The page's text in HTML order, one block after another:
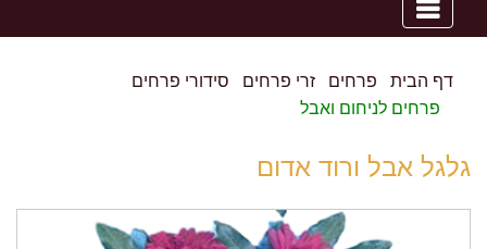
דף הבית פרחים זרי פרחים
סידורי פרחים
פרחים לניחום ואבל
גלגל אבל ורוד אדום